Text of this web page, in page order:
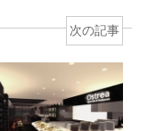
次の記事